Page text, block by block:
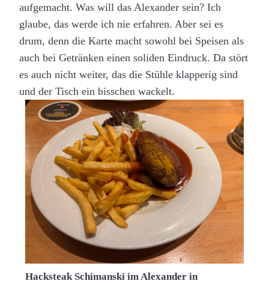
aufgemacht. Was will das Alexander sein? Ich
glaube, das werde ich nie erfahren. Aber sei es
drum, denn die Karte macht sowohl bei Speisen als
auch bei Getränken einen soliden Eindruck. Da stört
es auch nicht weiter, das die Stühle klapperig sind
und der Tisch ein bisschen wackelt.
Hacksteak Schimanski im Alexander in